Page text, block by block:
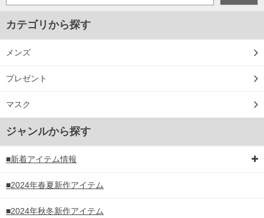
カテゴリから探す
メンズ
プレゼント
マスク
ジャンルから探す
■新着アイテム情報
■2024年春夏新作アイテム
■2024年秋冬新作アイテム